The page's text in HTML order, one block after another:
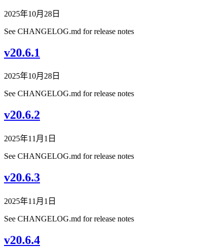
2025年10月28日
See CHANGELOG.md for release notes
v20.6.1
2025年10月28日
See CHANGELOG.md for release notes
v20.6.2
2025年11月1日
See CHANGELOG.md for release notes
v20.6.3
2025年11月1日
See CHANGELOG.md for release notes
v20.6.4